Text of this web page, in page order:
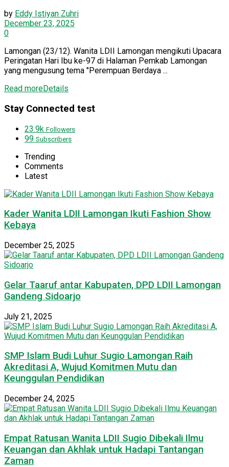
by Eddy Istiyan Zuhri
December 23, 2025
0
Lamongan (23/12). Wanita LDII Lamongan mengikuti Upacara
Peringatan Hari Ibu ke-97 di Halaman Pemkab Lamongan
yang mengusung tema "Perempuan Berdaya ...
Read moreDetails
Stay Connected test
23.9k Followers
99 Subscribers
Trending
Comments
Latest
Kader Wanita LDII Lamongan Ikuti Fashion Show
Kebaya
December 25, 2025
Gelar Taaruf antar Kabupaten, DPD LDII Lamongan
Gandeng Sidoarjo
July 21, 2025
SMP Islam Budi Luhur Sugio Lamongan Raih
Akreditasi A, Wujud Komitmen Mutu dan
Keunggulan Pendidikan
December 24, 2025
Empat Ratusan Wanita LDII Sugio Dibekali Ilmu
Keuangan dan Akhlak untuk Hadapi Tantangan
Zaman